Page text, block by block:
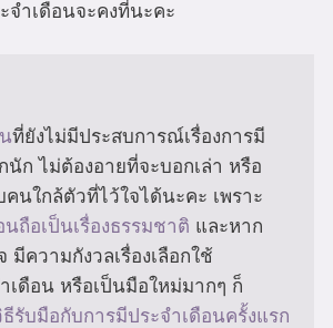
จำเดือนจะคงที่นะคะ
ที่ยังไม่มีประสบการณ์เรื่องการมี
นัก ไม่ต้องอายที่จะบอกเล่า หรือ
คนใกล้ตัวที่ไว้ใจได้นะคะ เพราะ
นถือเป็นเรื่องธรรมชาติ และหาก
มีความกังวลเรื่องเลือกใช้
ดือน หรือเป็นมือใหม่มากๆ ก็
ธีรับมือกับการมีประจำเดือนครั้งแรก